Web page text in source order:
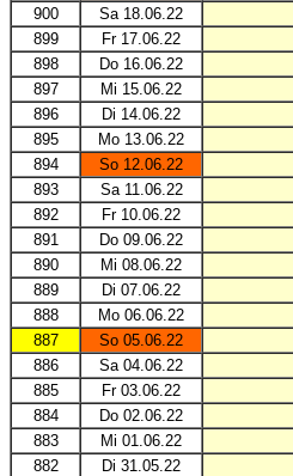
900
Sa 18.06.22
899
Fr 17.06.22
898
Do 16.06.22
897
Mi 15.06.22
896
Di 14.06.22
895
Mo 13.06.22
894
So 12.06.22
893
Sa 11.06.22
892
Fr 10.06.22
891
Do 09.06.22
890
Mi 08.06.22
889
Di 07.06.22
888
Mo 06.06.22
887
So 05.06.22
886
Sa 04.06.22
885
Fr 03.06.22
884
Do 02.06.22
883
Mi 01.06.22
882
Di 31.05.22